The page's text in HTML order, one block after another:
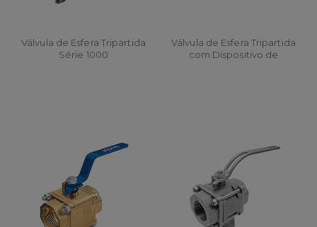
Válvula de Esfera Tripartida
Série 1000
Válvula de Esfera Tripartida
com Dispositivo de